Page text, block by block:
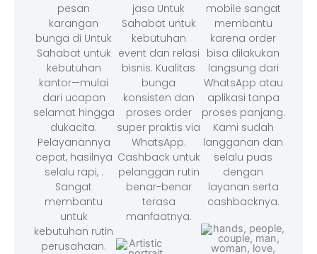
pesan
karangan
bunga di Untuk
Sahabat untuk
kebutuhan
kantor—mulai
dari ucapan
selamat hingga
dukacita.
Pelayanannya
cepat, hasilnya
selalu rapi, .
Sangat
membantu
untuk
kebutuhan rutin
perusahaan.
jasa Untuk
Sahabat untuk
kebutuhan
event dan relasi
bisnis. Kualitas
bunga
konsisten dan
proses order
super praktis via
WhatsApp.
Cashback untuk
pelanggan rutin
benar-benar
terasa
manfaatnya.
mobile sangat
membantu
karena order
bisa dilakukan
langsung dari
WhatsApp atau
aplikasi tanpa
proses panjang.
Kami sudah
langganan dan
selalu puas
dengan
layanan serta
cashbacknya.